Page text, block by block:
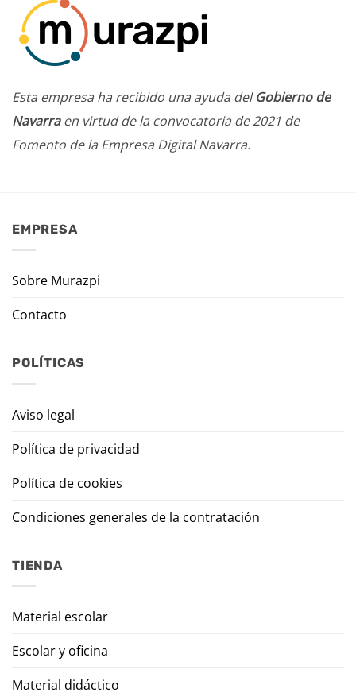
Esta empresa ha recibido una ayuda delGobierno de
Navarraen virtud de la convocatoria de 2021 de
Fomento de la Empresa Digital Navarra.
EMPRESA
Sobre Murazpi
Contacto
POLÍTICAS
Aviso legal
Política de privacidad
Política de cookies
Condiciones generales de la contratación
TIENDA
Material escolar
Escolar y oficina
Material didáctico